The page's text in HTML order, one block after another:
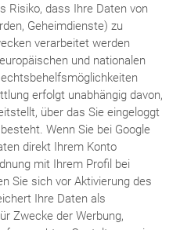
Risiko, dass Ihre Daten von
Geheimdienste) zu
verarbeitet werden
und nationalen
erfolgt unabhängig davon,
über das Sie eingeloggt
Wenn Sie bei Google
direkt Ihrem Konto
mit Ihrem Profil bei
Sie sich vor Aktivierung des
Ihre Daten als
Zwecke der Werbung,